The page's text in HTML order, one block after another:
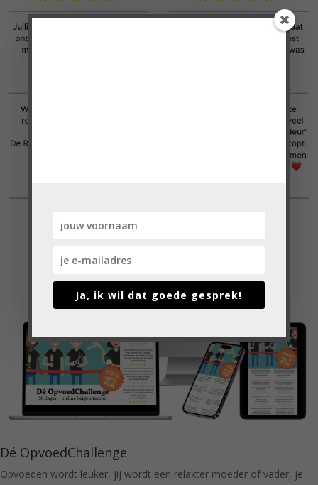
Dé OpvoedChallenge
Opvoeden wordt leuker, jij wordt een relaxter moeder of vader, je
Ja, ik wil dat goede gesprek!